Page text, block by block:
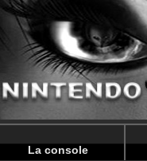
Warning: Undefined
Warning: Undefined
La console